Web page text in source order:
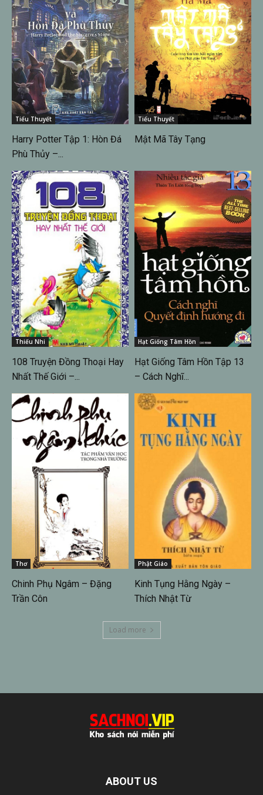
Tiểu Thuyết
Harry Potter Tập 1: Hòn Đá
Phù Thủy –...
Tiểu Thuyết
Mật Mã Tây Tạng
Thiếu Nhi
108 Truyện Đồng Thoại Hay
Nhất Thế Giới –...
Hạt Giống Tâm Hồn
Hạt Giống Tâm Hồn Tập 13
– Cách Nghĩ...
Thơ
Chinh Phụ Ngâm – Đặng
Trần Côn
Phật Giáo
Kinh Tụng Hằng Ngày –
Thích Nhật Từ
Load more
ABOUT US